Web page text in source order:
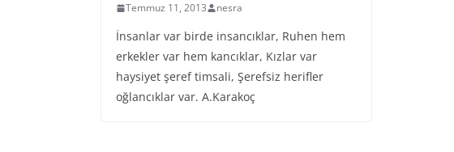
Temmuz 11, 2013 nesra
İnsanlar var birde insancıklar, Ruhen hem
erkekler var hem kancıklar, Kızlar var
haysiyet şeref timsali, Şerefsiz herifler
oğlancıklar var. A.Karakoç